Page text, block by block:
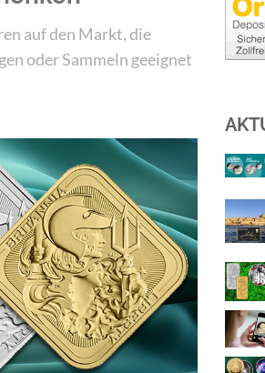
auf den Markt, die
oder Sammeln geeignet